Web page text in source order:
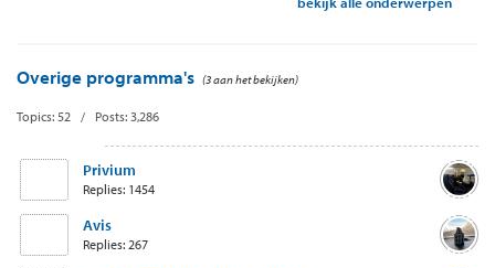
Overige programma's (3 aan het bekijken)
Topics: 52 / Posts: 3,286
Privium
Replies: 1454
Avis
Replies: 267